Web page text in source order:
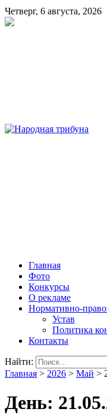
Четверг, 6 августа, 2026
Главная
Фото
Конкурсы
О рекламе
Нормативно-
Устав
Политика
Контакты
Найти:
Главная > 2026 > Май >
День: